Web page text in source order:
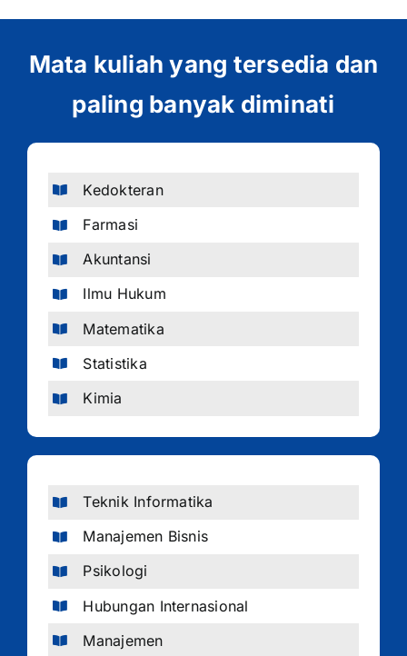
Mata kuliah yang tersedia dan
paling banyak diminati
Kedokteran
Farmasi
Akuntansi
Ilmu Hukum
Matematika
Statistika
Kimia
Teknik Informatika
Manajemen Bisnis
Psikologi
Hubungan Internasional
Manajemen